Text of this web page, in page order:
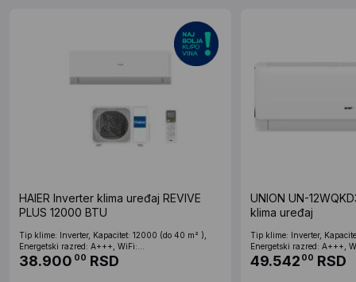
HAIER Inverter klima uređaj REVIVE
PLUS 12000 BTU
Tip klime: Inverter, Kapacitet: 12000 (do 40 m² ),
Energetski razred: A+++, WiFi:...
38.900 00 RSD
UNION UN-
klima uređaj
Tip klime: Inverter,
Energetski razred: A+++,
49.542 00 RSD